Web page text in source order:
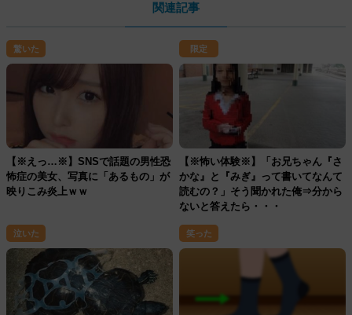
関連記事
驚いた
【※えっ…※】SNSで話題の男性恐
怖症の美女、写真に「あるもの」が
映りこみ炎上ｗｗ
限定
【※怖い体験※】「お兄ちゃん『さ
かな』と『みぎ』って書いてなんて
読むの？」そう聞かれた俺⇒分から
ないと答えたら・・・
泣いた 笑った